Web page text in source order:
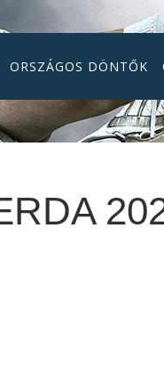
ORSZÁGOS DÖNTŐK